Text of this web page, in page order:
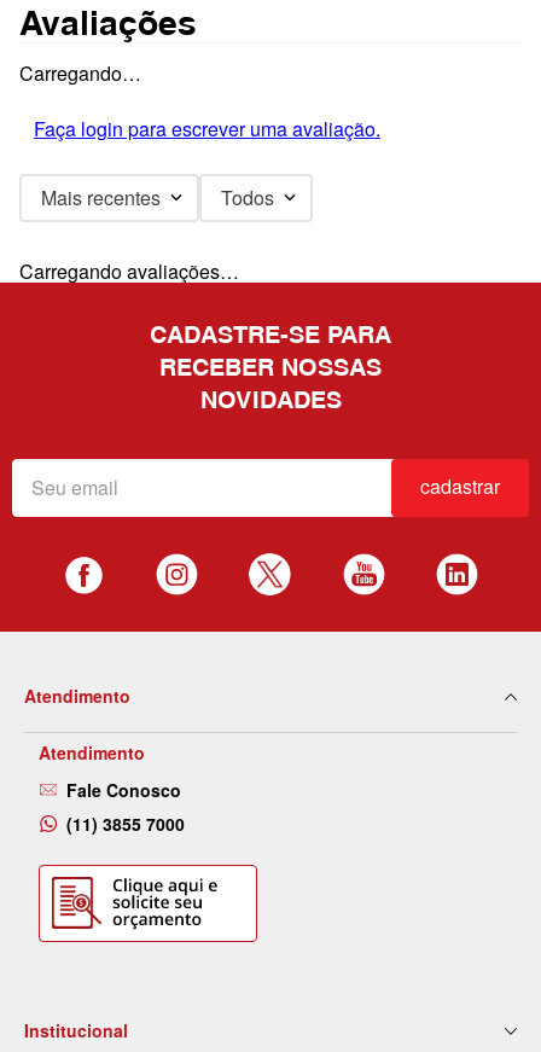
Avaliações
Carregando…
Faça login para escrever uma avaliação.
Mais recentes Todos
Carregando avaliações…
CADASTRE-SE PARA
RECEBER NOSSAS
NOVIDADES
cadastrar
Atendimento
Atendimento
Fale Conosco
(11) 3855 7000
Institucional